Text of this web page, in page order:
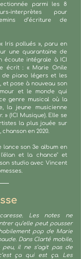
parmi les 8
interprètes pour
d’écriture de
Iris pollués », paru en
une quarantaine de
écoute intégrale à ICI
écrit : « Marie Onile
piano légers et les
et pose à nouveau son
et le monde qui
genre musical où la
la jeune musicienne
» (ICI Musique). Elle se
la plus jouée sur
en 2020.
lance son 3e album en
et la chance" et
studio avec Vincent
Les notes ne
qu’elle peut pousser
pop de Marie
Dans Clarté mobile,
il ne s’agit pas de
ça qui est ça. Les